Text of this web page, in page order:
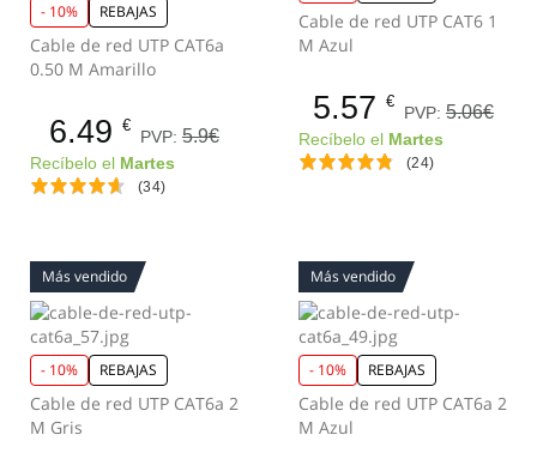
- 10% REBAJAS
Cable de red UTP CAT6a
0.50 M Amarillo
6.49 €
PVP: 5.9€
Recíbelo el Martes
(34)
Cable de red UTP CAT6 1
M Azul
5.57 €
PVP: 5.06€
Recíbelo el Martes
(24)
Más vendido
- 10% REBAJAS
Cable de red UTP CAT6a 2
M Gris
Más vendido
- 10% REBAJAS
Cable de red UTP CAT6a 2
M Azul